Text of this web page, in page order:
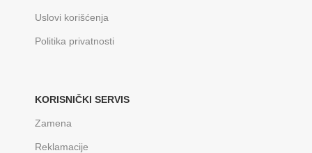
Uslovi korišćenja
Politika privatnosti
KORISNIČKI SERVIS
Zamena
Reklamacije